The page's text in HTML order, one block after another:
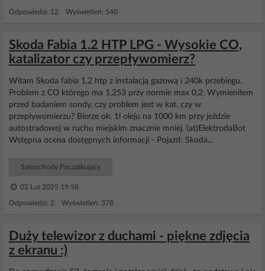
Odpowiedzi: 12 Wyświetleń: 540
Skoda Fabia 1.2 HTP LPG - Wysokie CO,
katalizator czy przepływomierz?
Witam Skoda fabia 1,2 htp z instalacją gazową i 240k przebiegu.
Problem z CO którego ma 1,253 przy normie max 0,2. Wymieniłem
przed badaniem sondy, czy problem jest w kat. czy w
przepływomierzu? Bierze ok. 1l oleju na 1000 km przy jeżdzie
autostradowej w ruchu miejskim znacznie mniej. (at)ElektrodaBot
Wstępna ocena dostępnych informacji - Pojazd: Skoda...
Samochody Początkujący
02 Lut 2025 19:58
Odpowiedzi: 2 Wyświetleń: 378
Duży telewizor z duchami - piękne zdjęcia
z ekranu :)